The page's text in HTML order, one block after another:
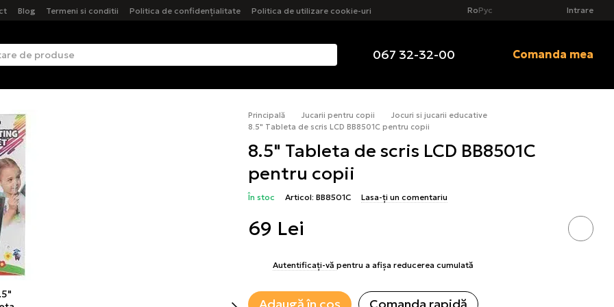
Blog Termeni si conditii Politica de confidențialitate Politica de utilizare cookie-uri RoРус Intrare
067 32-32-00 Comanda mea
Principală Jucarii pentru copii
Jocuri si jucarii educative
8.5" Tableta de scris LCD BB8501C pentru copii
8.5" Tableta de scris LCD BB8501C
pentru copii
În stoc Articol: BB8501C Lasa-ți un comentariu
69 Lei
Autentificați-văpentru a afișa reducerea cumulată